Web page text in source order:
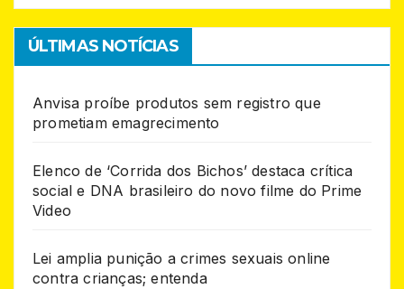
ÚLTIMAS NOTÍCIAS
Anvisa proíbe produtos sem registro que
prometiam emagrecimento
Elenco de ‘Corrida dos Bichos’ destaca crítica
social e DNA brasileiro do novo filme do Prime
Video
Lei amplia punição a crimes sexuais online
contra crianças; entenda